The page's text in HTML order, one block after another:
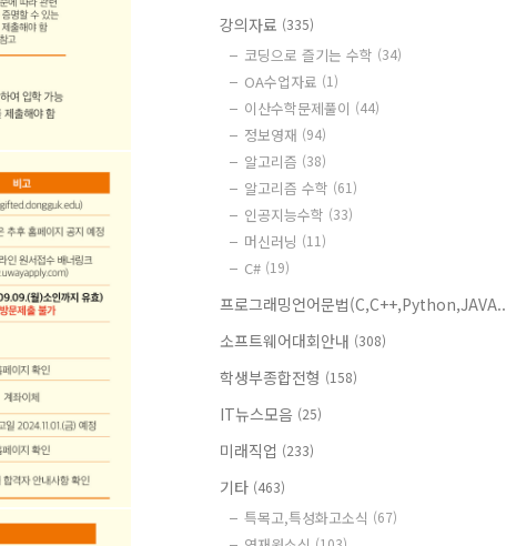
강의자료 (335)
코딩으로 즐기는 수학 (34)
OA수업자료 (1)
이산수학문제풀이 (44)
정보영재 (94)
알고리즘 (38)
알고리즘 수학 (61)
인공지능수학 (33)
머신러닝 (11)
C# (19)
프로그래밍언어문법(C,C++,Python,JAVA..
소프트웨어대회안내 (308)
학생부종합전형 (158)
IT뉴스모음 (25)
미래직업 (233)
기타 (463)
특목고,특성화고소식 (67)